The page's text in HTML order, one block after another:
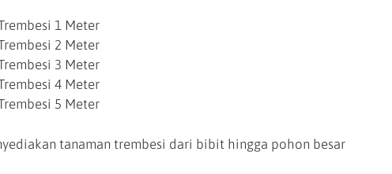
1 Meter
2 Meter
3 Meter
4 Meter
5 Meter
tanaman trembesi dari bibit hingga pohon besar